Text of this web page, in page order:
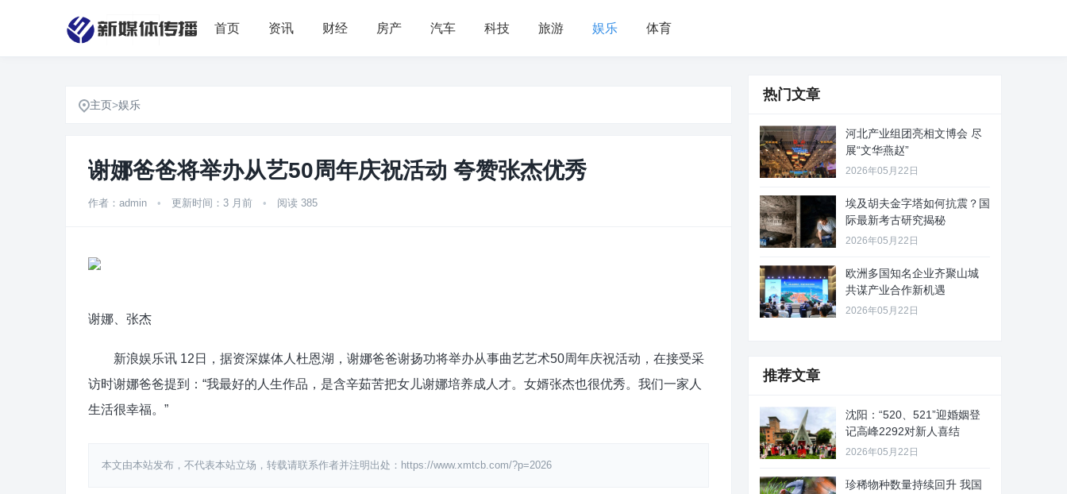
首页 资讯 财经 房产 汽车 科技 旅游 娱乐 体育
主页>娱乐
谢娜爸爸将举办从艺50周年庆祝活动 夸赞张杰优秀
作者：admin • 更新时间：3 月前 • 阅读 385
谢娜、张杰
新浪娱乐讯 12日，据资深媒体人杜恩湖，谢娜爸爸谢扬功将举办从事曲艺艺术50周年庆祝活动，在接受采
访时谢娜爸爸提到：“我最好的人生作品，是含辛茹苦把女儿谢娜培养成人才。女婿张杰也很优秀。我们一家人
生活很幸福。”
本文由本站发布，不代表本站立场，转载请联系作者并注明出处：https://www.xmtcb.com/?p=2026
热门文章
河北产业组团亮相文博会 尽
展“文华燕赵”
2026年05月22日
埃及胡夫金字塔如何抗震？国
际最新考古研究揭秘
2026年05月22日
欧洲多国知名企业齐聚山城
共谋产业合作新机遇
2026年05月22日
推荐文章
沈阳：“520、521”迎婚姻登
记高峰2292对新人喜结
2026年05月22日
珍稀物种数量持续回升 我国